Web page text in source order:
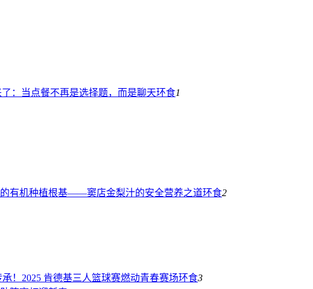
：当点餐不再是选择题，而是聊天环食1
有机种植根基——窦店金梨汁的安全营养之道环食2
承！2025 肯德基三人篮球赛燃动青春赛场环食3